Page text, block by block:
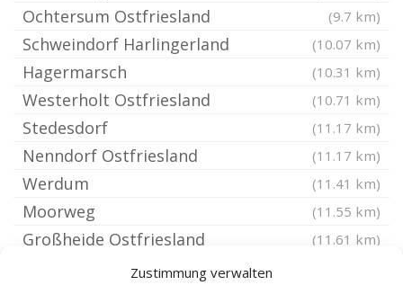
Zustimmung verwalten
Ochtersum Ostfriesland (9.7 km)
Schweindorf Harlingerland (10.07 km)
Hagermarsch (10.31 km)
Westerholt Ostfriesland (10.71 km)
Stedesdorf (11.17 km)
Nenndorf Ostfriesland (11.17 km)
Werdum (11.41 km)
Moorweg (11.55 km)
Großheide Ostfriesland (11.61 km)